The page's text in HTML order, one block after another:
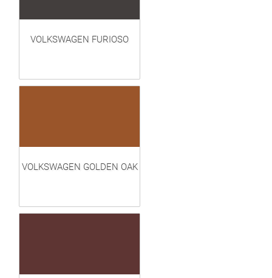
VOLKSWAGEN FURIOSO
VOLKSWAGEN GOLDEN OAK